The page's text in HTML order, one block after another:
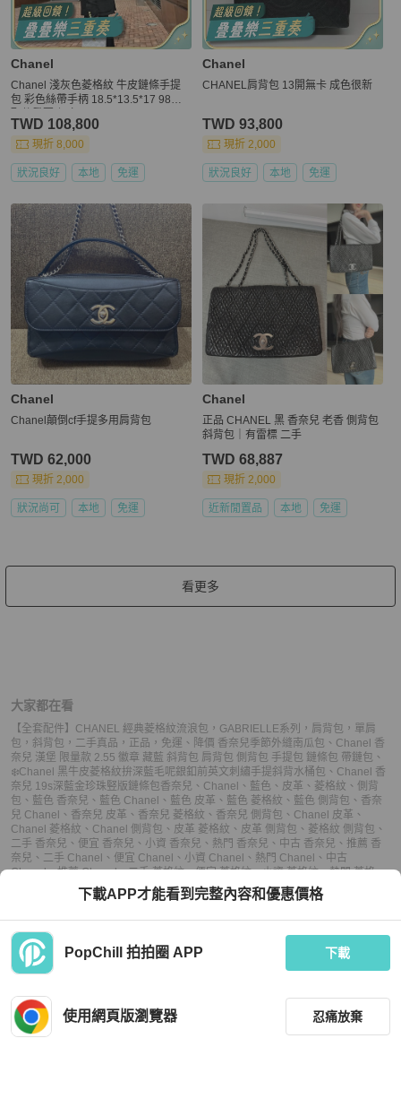
Chanel
Chanel 淺灰色菱格紋 牛皮鏈條手提
包 彩色絲帶手柄 18.5*13.5*17 98新
TWD 108,800
現折 8,000
狀況良好 本地 免運
Chanel
CHANEL肩背包 13開無卡 成色很新
TWD 93,800
現折 2,000
狀況良好 本地 免運
Chanel
Chanel顛倒cf手提多用肩背包
TWD 62,000
現折 2,000
狀況尚可 本地 免運
Chanel
正品 CHANEL 黑 香奈兒 老香 側背包
斜背包｜有雷標 二手
TWD 68,887
現折 2,000
近新閒置品 本地 免運
看更多
大家都在看
【全套配件】CHANEL 經典菱格紋流浪包，GABRIELLE系列，肩背包，單肩
包，斜背包，二手真品，正品，免運 、 降價 香奈兒季節外縫南瓜包 、 Chanel 香
奈兒 漢堡 限量款 2.55 徽章 藏藍 斜背包 肩背包 側背包 手提包 鏈條包 帶鏈包 、
❄️Chanel 黑牛皮菱格紋拚深藍毛呢銀釦前英文刺繡手提斜背水桶包 、 Chanel 香
奈兒 19s深藍金珍珠竪版鏈條包 香奈兒 、 Chanel 、 藍色 、 皮革 、 菱格紋 、 側背
包 、 藍色 香奈兒 、 藍色 Chanel 、 藍色 皮革 、 藍色 菱格紋 、 藍色 側背包 、 香奈
兒 Chanel 、 香奈兒 皮革 、 香奈兒 菱格紋 、 香奈兒 側背包 、 Chanel 皮革 、
Chanel 菱格紋 、 Chanel 側背包 、 皮革 菱格紋 、 皮革 側背包 、 菱格紋 側背包 、
二手 香奈兒 、 便宜 香奈兒 、 小資 香奈兒 、 熱門 香奈兒 、 中古 香奈兒 、 推薦 香
奈兒 、 二手 Chanel 、 便宜 Chanel 、 小資 Chanel 、 熱門 Chanel 、 中古
Chanel、推薦 Chanel、二手 菱格紋、便宜 菱格紋、小資 菱格紋、熱門 菱格
中古 菱格紋、推薦 菱格紋、二手 側背包 、 便宜 側背包、小資 側背包
中古 側背包、 推薦 側背包
下載APP才能看到完整內容和優惠價格
PopChill 拍拍圈 APP 下載
使用網頁版瀏覽器 忍痛放棄